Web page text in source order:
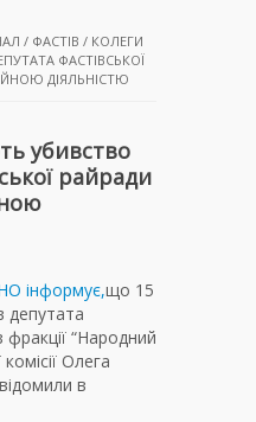
/ ФАСТІВ / КОЛЕГИ
ФАСТІВСЬКОЇ
ДІЯЛЬНІСТЮ
убивство
райради
інформує,що 15
депутата
фракції “Народний
Олега
в